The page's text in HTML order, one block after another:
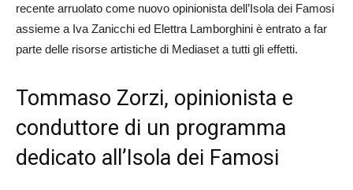
recente arruolato come nuovo opinionista dell’Isola dei Famosi
assieme a Iva Zanicchi ed Elettra Lamborghini è entrato a far
parte delle risorse artistiche di Mediaset a tutti gli effetti.
Tommaso Zorzi, opinionista e
conduttore di un programma
dedicato all’Isola dei Famosi